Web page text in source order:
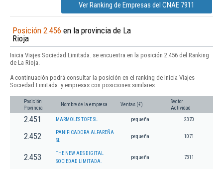
Ver Ranking de Empresas del CNAE 7911
Posición 2.456 en la provincia de La
Rioja
Inicia Viajes Sociedad Limitada. se encuentra en la posición 2.456 del Ranking
de La Rioja.
A continuación podrá consultar la posición en el ranking de Inicia Viajes
Sociedad Limitada. y empresas con posiciones similares:
Posición
Provincia
Nombre de la empresa Ventas (€)
Sector
Actividad
2.451 MARMOLES TOFE SL pequeña 2370
2.452
PANIFICADORA ALFAREÑA
SL
pequeña 1071
2.453
THE NEW ADS DIGITAL
SOCIEDAD LIMITADA.
pequeña 7311